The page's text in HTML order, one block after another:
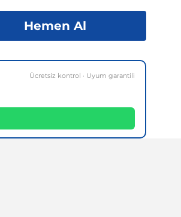
Hemen Al
Ücretsiz kontrol · Uyum garantili